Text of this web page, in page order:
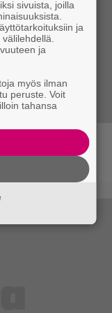
– tältä
sivuista, joilla
ja
ja
myös ilman
peruste. Voit
tahansa